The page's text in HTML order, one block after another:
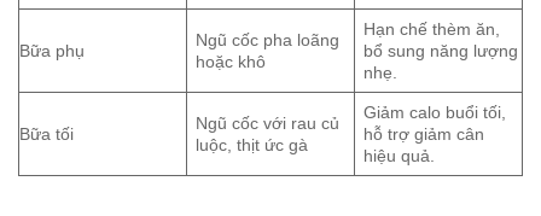
Bữa phụ
Ngũ cốc pha loãng
hoặc khô
Hạn chế thèm ăn,
bổ sung năng lượng
nhẹ.
Bữa tối
Ngũ cốc với rau củ
luộc, thịt ức gà
Giảm calo buổi tối,
hỗ trợ giảm cân
hiệu quả.